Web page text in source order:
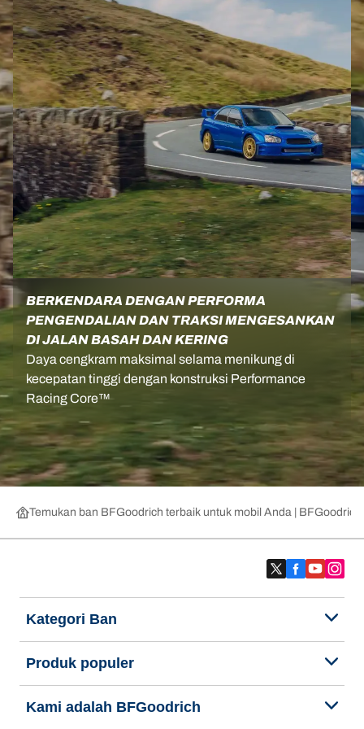
BERKENDARA DENGAN PERFORMA
PENGENDALIAN DAN TRAKSI MENGESANKAN
DI JALAN BASAH DAN KERING
Daya cengkram maksimal selama menikung di
kecepatan tinggi dengan konstruksi Performance
Racing Core™
Temukan ban BFGoodrich terbaik untuk mobil Anda |
Kategori Ban
Produk populer
Kami adalah BFGoodrich